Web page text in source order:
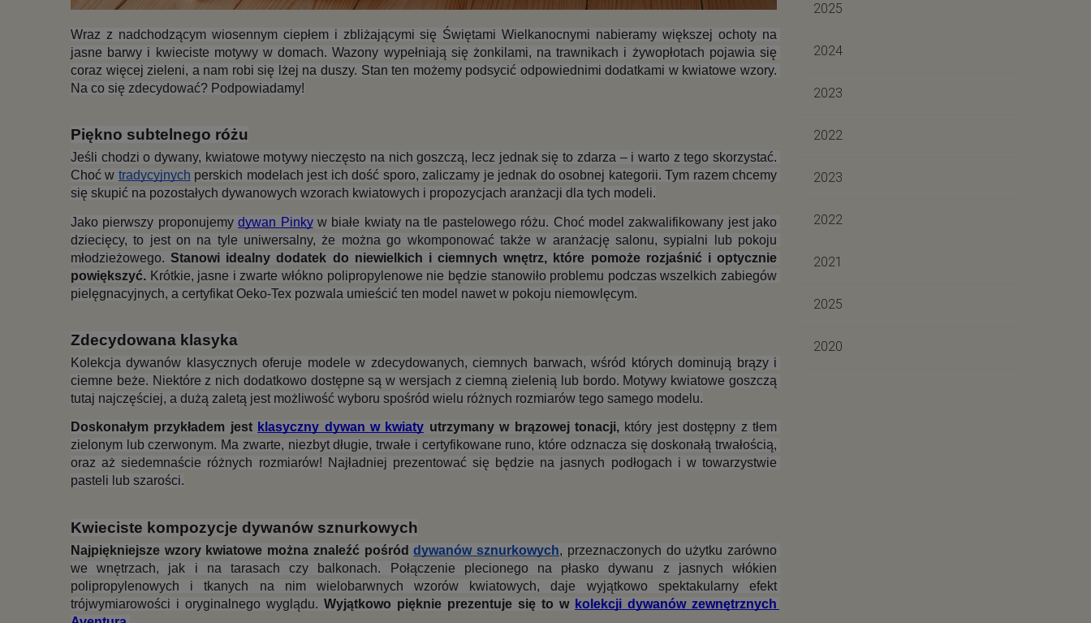
Wraz z nadchodzącym wiosennym ciepłem i zbliżającymi się Świętami Wielkanocnymi nabieramy większej ochoty na
jasne barwy i kwieciste motywy w domach. Wazony wypełniają się żonkilami, na trawnikach i żywopłotach pojawia się
coraz więcej zieleni, a nam robi się lżej na duszy. Stan ten możemy podsycić odpowiednimi dodatkami w kwiatowe wzory.
Na co się zdecydować? Podpowiadamy!
Piękno subtelnego różu
Jeśli chodzi o dywany, kwiatowe motywy nieczęsto na nich goszczą, lecz jednak się to zdarza – i warto z tego skorzystać.
Choć w tradycyjnych perskich modelach jest ich dość sporo, zaliczamy je jednak do osobnej kategorii. Tym razem chcemy
się skupić na pozostałych dywanowych wzorach kwiatowych i propozycjach aranżacji dla tych modeli.
Jako pierwszy proponujemy dywan Pinky w białe kwiaty na tle pastelowego różu. Choć model zakwalifikowany jest jako
dziecięcy, to jest on na tyle uniwersalny, że można go wkomponować także w aranżację salonu, sypialni lub pokoju
młodzieżowego. Stanowi idealny dodatek do niewielkich i ciemnych wnętrz, które pomoże rozjaśnić i optycznie
powiększyć. Krótkie, jasne i zwarte włókno polipropylenowe nie będzie stanowiło problemu podczas wszelkich zabiegów
pielęgnacyjnych, a certyfikat Oeko-Tex pozwala umieścić ten model nawet w pokoju niemowlęcym.
Zdecydowana klasyka
Kolekcja dywanów klasycznych oferuje modele w zdecydowanych, ciemnych barwach, wśród których dominują brązy i
ciemne beże. Niektóre z nich dodatkowo dostępne są w wersjach z ciemną zielenią lub bordo. Motywy kwiatowe goszczą
tutaj najczęściej, a dużą zaletą jest możliwość wyboru spośród wielu różnych rozmiarów tego samego modelu.
Doskonałym przykładem jest klasyczny dywan w kwiaty utrzymany w brązowej tonacji, który jest dostępny z tłem
zielonym lub czerwonym. Ma zwarte, niezbyt długie, trwałe i certyfikowane runo, które odznacza się doskonałą trwałością,
oraz aż siedemnaście różnych rozmiarów! Najładniej prezentować się będzie na jasnych podłogach i w towarzystwie
pasteli lub szarości.
Kwieciste kompozycje dywanów sznurkowych
Najpiękniejsze wzory kwiatowe można znaleźć pośród dywanów sznurkowych, przeznaczonych do użytku zarówno
we wnętrzach, jak i na tarasach czy balkonach. Połączenie plecionego na płasko dywanu z jasnych włókien
polipropylenowych i tkanych na nim wielobarwnych wzorów kwiatowych, daje wyjątkowo spektakularny efekt
trójwymiarowości i oryginalnego wyglądu. Wyjątkowo pięknie prezentuje się to w kolekcji dywanów zewnętrznych
2025
2024
2023
2022
2023
2022
2021
2025
2020